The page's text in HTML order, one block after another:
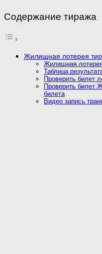
Содержание тиража
Жилищная лотерея
Жилищная
Таблица
Проверить билет
Проверить билет
билета
Видео запись